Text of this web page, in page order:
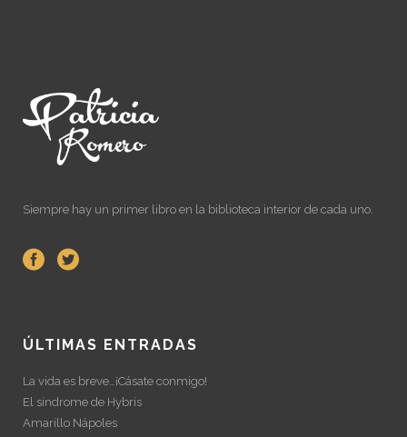
Siempre hay un primer libro en la biblioteca interior de cada uno.
ÚLTIMAS ENTRADAS
La vida es breve…¡Cásate conmigo!
El síndrome de Hybris
Amarillo Nápoles